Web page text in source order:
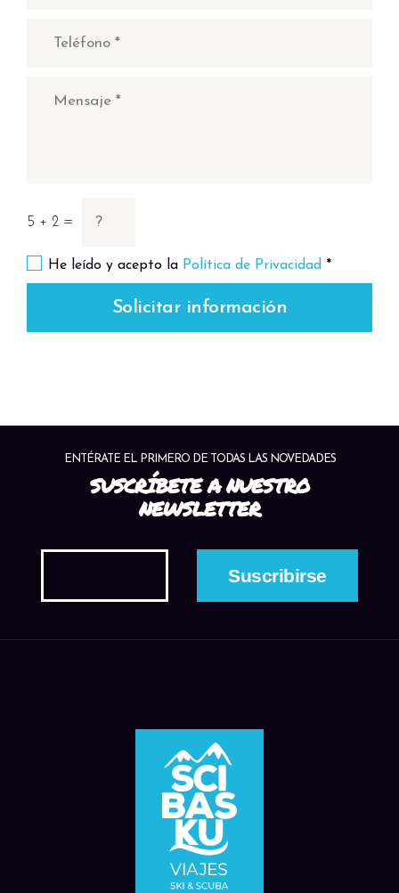
más cerca de la ciudad para poder llegar a
Comidas: Desayuno – Almuerzo – Cena
5 + 2 =
He leído y acepto la Política de Privacidad *
Solicitar información
ENTÉRATE EL PRIMERO DE TODAS LAS NOVEDADES
SUSCRÍBETE A NUESTRO
NEWSLETTER